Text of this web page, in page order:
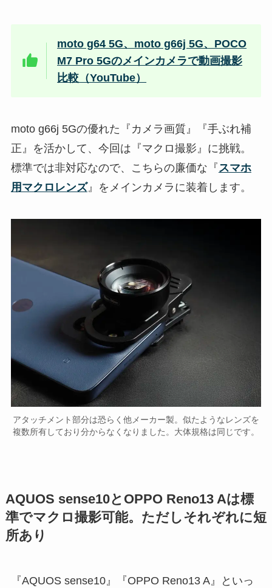
moto g64 5G、moto g66j 5G、POCO
M7 Pro 5Gのメインカメラで動画撮影
比較（YouTube）
moto g66j 5Gの優れた『カメラ画質』『手ぶれ補
正』を活かして、今回は『マクロ撮影』に挑戦。
標準では非対応なので、こちらの廉価な『スマホ
用マクロレンズ』をメインカメラに装着します。
アタッチメント部分は恐らく他メーカー製。似たようなレンズを
複数所有しており分からなくなりました。大体規格は同じです。
AQUOS sense10とOPPO Reno13 Aは標
準でマクロ撮影可能。ただしそれぞれに短
所あり
『AQUOS sense10』『OPPO Reno13 A』といっ